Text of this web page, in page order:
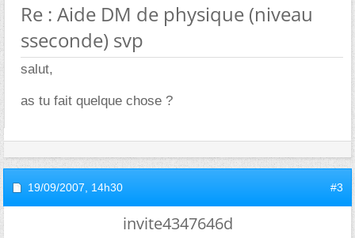
Re : Aide DM de physique (niveau
sseconde) svp
salut,
as tu fait quelque chose ?
19/09/2007, 14h30 #3
invite4347646d